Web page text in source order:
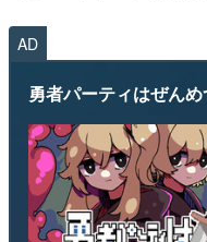
AD
勇者パーティはぜんめ